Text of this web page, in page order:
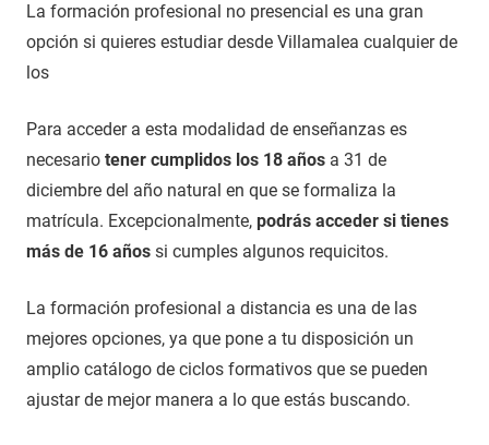
La formación profesional no presencial es una gran
opción si quieres estudiar desde Villamalea cualquier de
los
Para acceder a esta modalidad de enseñanzas es
necesario tener cumplidos los 18 años a 31 de
diciembre del año natural en que se formaliza la
matrícula. Excepcionalmente, podrás acceder si tienes
más de 16 años si cumples algunos requicitos.
La formación profesional a distancia es una de las
mejores opciones, ya que pone a tu disposición un
amplio catálogo de ciclos formativos que se pueden
ajustar de mejor manera a lo que estás buscando.